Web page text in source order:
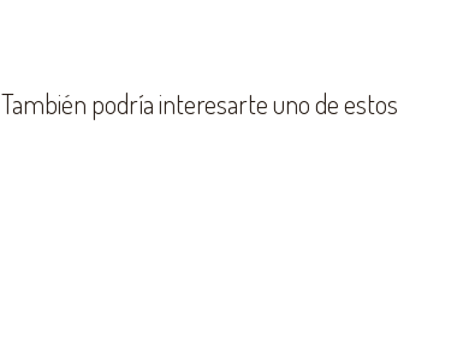
También podría interesarte uno de estos